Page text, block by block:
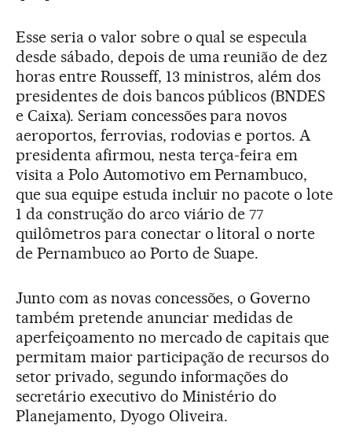
Esse seria o valor sobre o qual se especula
desde sábado, depois de uma reunião de dez
horas entre Rousseff, 13 ministros, além dos
presidentes de dois bancos públicos (BNDES
e Caixa). Seriam concessões para novos
aeroportos, ferrovias, rodovias e portos. A
presidenta afirmou, nesta terça-feira em
visita a Polo Automotivo em Pernambuco,
que sua equipe estuda incluir no pacote o lote
1 da construção do arco viário de 77
quilômetros para conectar o litoral o norte
de Pernambuco ao Porto de Suape.
Junto com as novas concessões, o Governo
também pretende anunciar medidas de
aperfeiçoamento no mercado de capitais que
permitam maior participação de recursos do
setor privado, segundo informações do
secretário executivo do Ministério do
Planejamento, Dyogo Oliveira.